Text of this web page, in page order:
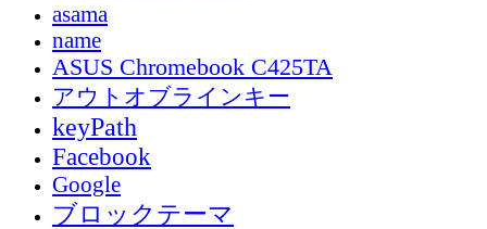
asama
name
ASUS Chromebook C425TA
アウトオブラインキー
keyPath
Facebook
Google
ブロックテーマ